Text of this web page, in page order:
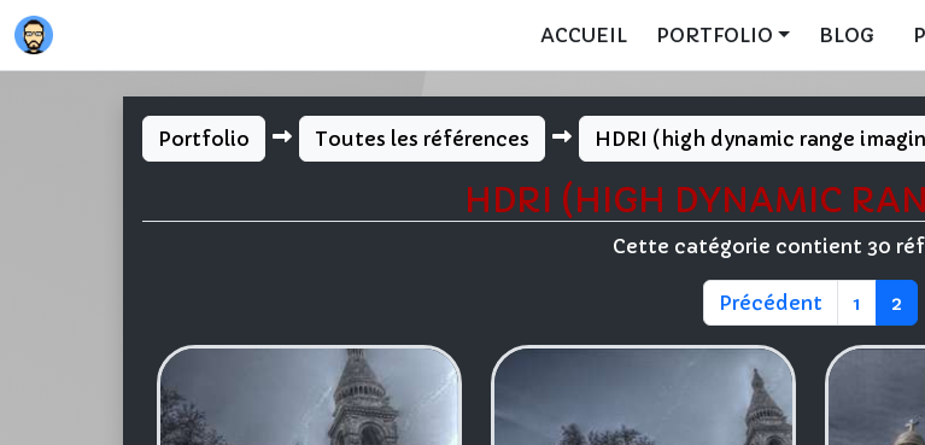
ACCUEIL PORTFOLIO BLOG
Portfolio Toutes les références HDRI (high dynamic range
HDRI (HIGH DYNAMIC
Cette catégorie contient 30
Précédent 1 2